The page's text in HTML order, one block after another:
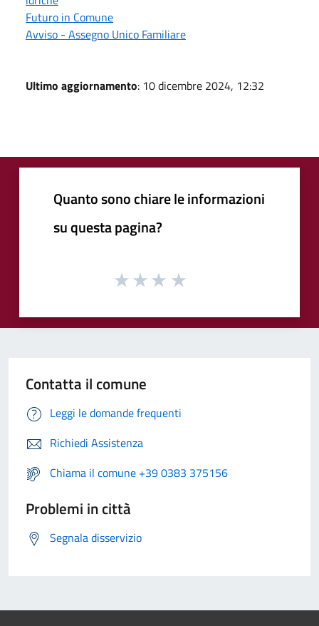
Futuro in Comune
Avviso - Assegno Unico Familiare
Ultimo aggiornamento: 10 dicembre 2024, 12:32
Quanto sono chiare le informazioni
su questa pagina?
Contatta il comune
Leggi le domande frequenti
Richiedi Assistenza
Chiama il comune +39 0383 375156
Problemi in città
Segnala disservizio